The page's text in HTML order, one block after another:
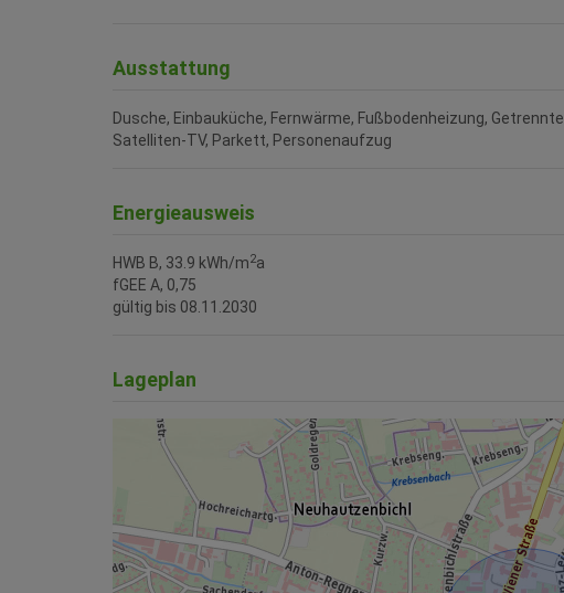
Ausstattung
Dusche Einbauküche Fernwärme Fußbodenheizung
Satelliten-TV Parkett Personenaufzug
Energieausweis
HWB B, 33.9 kWh/m2a
fGEE A, 0,75
gültig bis 08.11.2030
Lageplan